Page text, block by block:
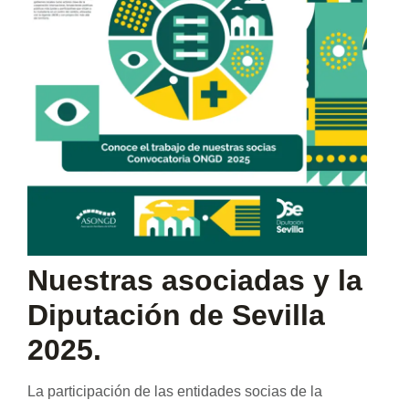
Nuestras asociadas y la
Diputación de Sevilla
2025.
La participación de las entidades socias de la